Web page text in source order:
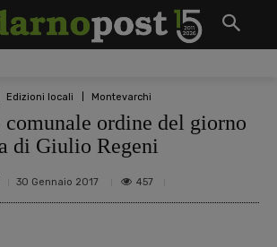
Edizioni locali Montevarchi
ordine del giorno
di Giulio Regeni
30 Gennaio 2017 457